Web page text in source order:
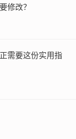
修改？
需要这份实用指